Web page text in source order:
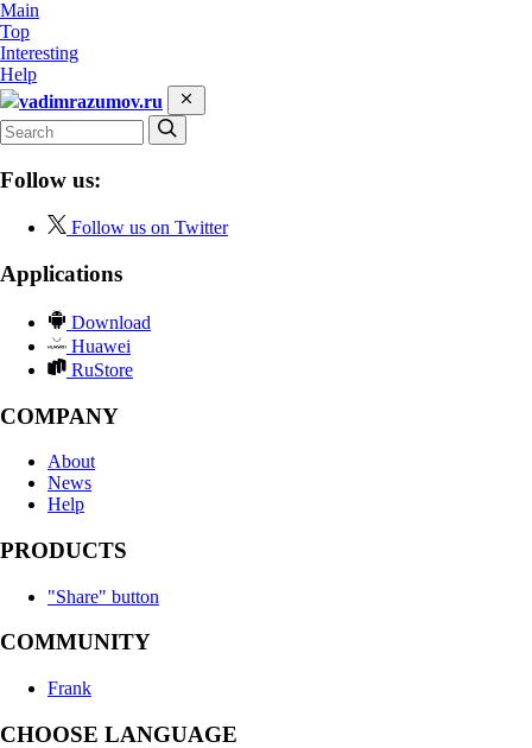
Main
Top
Interesting
Help
vadimrazumov.ru
Follow us:
Follow us on Twitter
Applications
Download
Huawei
RuStore
COMPANY
About
News
Help
PRODUCTS
"Share" button
COMMUNITY
Frank
CHOOSE LANGUAGE